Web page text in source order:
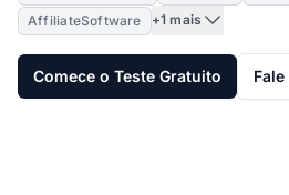
AffiliateSoftware
+1 mais
Comece o Teste Gratuito